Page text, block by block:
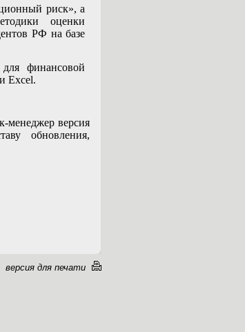
риск», а
оценки
РФ на базе
финансовой
и Excel.
менеджер версия
обновления,
версия для печати